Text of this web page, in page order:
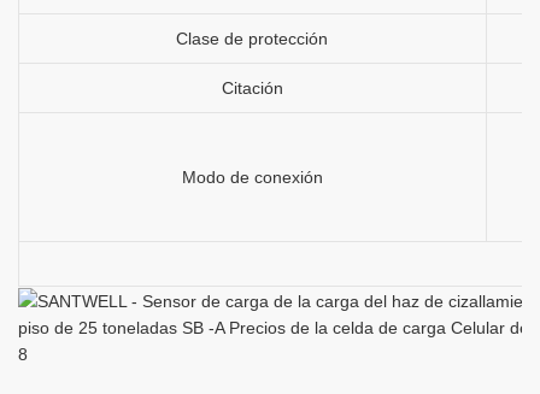
Clase de protección
Citación
Modo de conexión